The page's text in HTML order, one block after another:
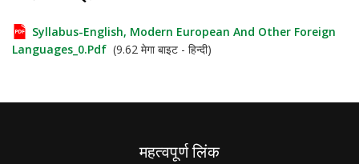
Syllabus-English, Modern European And Other Foreign
Languages_0.pdf (9.62 मेगा बाइट - हिन्दी)
महत्वपूर्ण लिंक